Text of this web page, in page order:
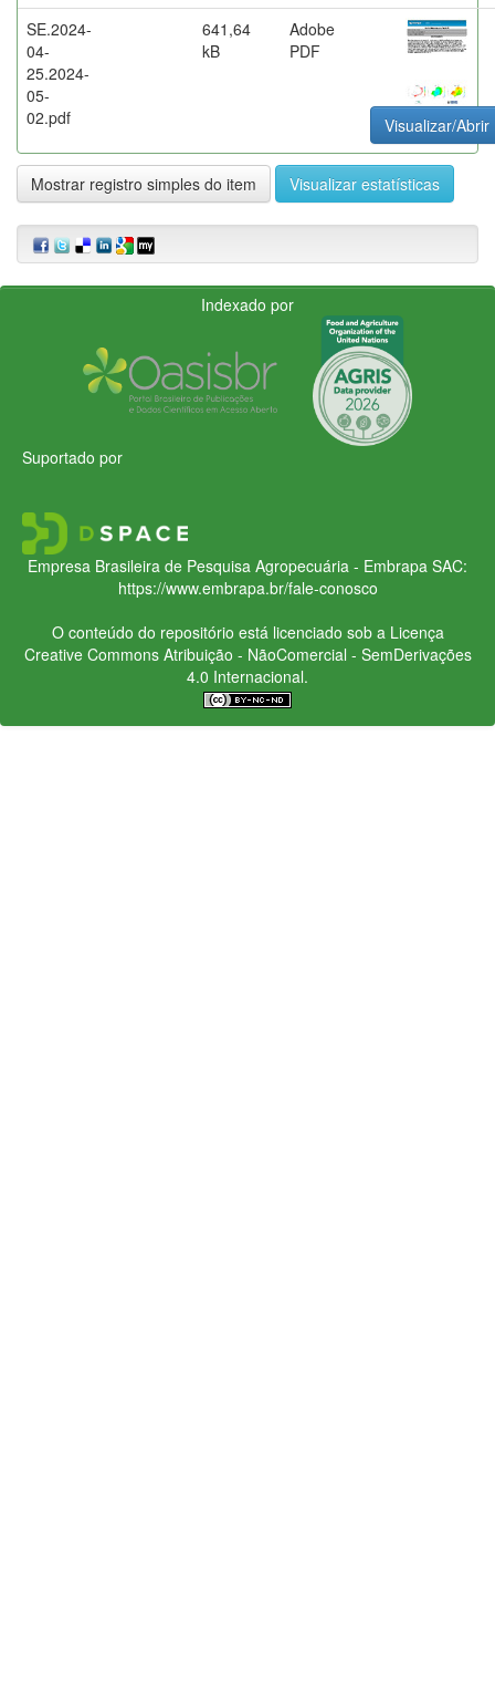
SE.2024-
04-
25.2024-
05-
02.pdf
641,64
kB
Adobe
PDF
Visualizar/Abrir
Mostrar registro simples do item Visualizar estatísticas
Indexado por
Suportado por
Empresa Brasileira de Pesquisa Agropecuária - Embrapa SAC:
https://www.embrapa.br/fale-conosco
O conteúdo do repositório está licenciado sob a Licença
Creative CommonsAtribuição - NãoComercial - SemDerivações
4.0 Internacional.